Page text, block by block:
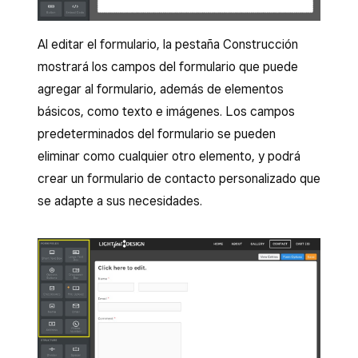
Al editar el formulario, la pestaña Construcción
mostrará los campos del formulario que puede
agregar al formulario, además de elementos
básicos, como texto e imágenes. Los campos
predeterminados del formulario se pueden
eliminar como cualquier otro elemento, y podrá
crear un formulario de contacto personalizado que
se adapte a sus necesidades.